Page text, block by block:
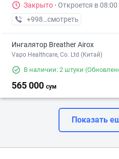
Закрыто · Откроется в 08:00
+998 (91) XXX-XX-XX
смотреть
Ингалятор Breather Airox
Vapo Healthcare, Co. Ltd (Китай)
В наличии: 2 штуки
565 000 сум
Показать